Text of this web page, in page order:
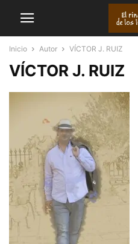
Inicio Autor VÍCTOR J. RUIZ
VÍCTOR J. RUIZ